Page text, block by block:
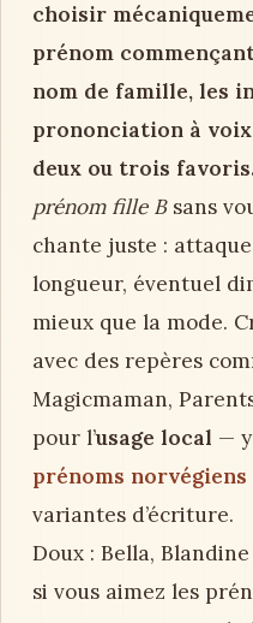
choisir
prénom
nom de famille, les
prononciation à
deux ou trois
prénom fille Bsans
chante juste :
longueur, éventuel
mieux que la mode.
avec des repères
Magicmaman,
pour l’usage local —
prénoms
variantes d’écriture.
Doux : Bella,
si vous aimez les